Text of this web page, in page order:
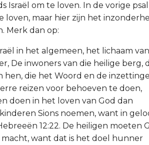
Israël om te loven. In de vorige
maar hier zijn het
Merk dan op:
in het algemeen, het lichaam
De inwoners van die heilige berg,
hen, die het Woord en de
reizen voor behoeven te doen,
doen in het loven van God dan
Sions noemen, want in
12:22. De heiligen moeten
macht, want dat is het doel hunner